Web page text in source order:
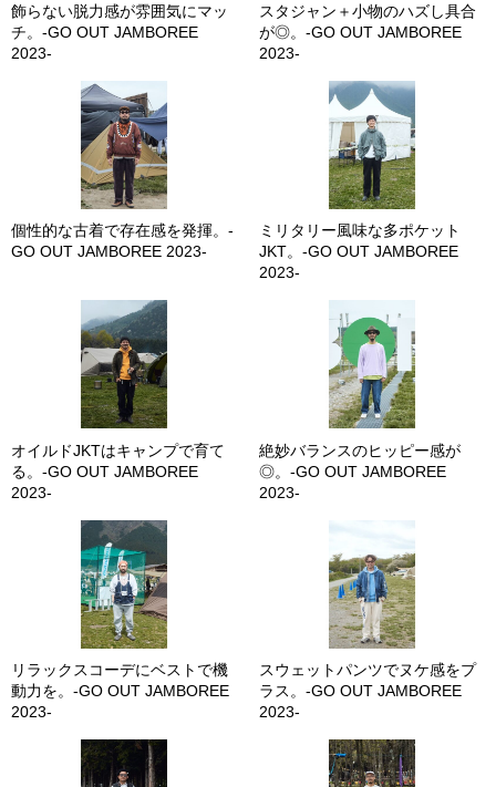
飾らない脱力感が雰囲気にマッ
チ。-GO OUT JAMBOREE
2023-
スタジャン＋小物のハズし具合
が◎。-GO OUT JAMBOREE
2023-
個性的な古着で存在感を発揮。-
GO OUT JAMBOREE 2023-
ミリタリー風味な多ポケット
JKT。-GO OUT JAMBOREE
2023-
オイルドJKTはキャンプで育て
る。-GO OUT JAMBOREE
2023-
絶妙バランスのヒッピー感が
◎。-GO OUT JAMBOREE
2023-
リラックスコーデにベストで機
動力を。-GO OUT JAMBOREE
2023-
スウェットパンツでヌケ感をプ
ラス。-GO OUT JAMBOREE
2023-